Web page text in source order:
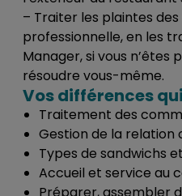
– Traiter les plaintes
professionnelle, en les
Manager, si vous n’êtes
résoudre vous-même.
Vos différences
Traitement des
Gestion de la relation
Types de sandwichs
Accueil et service au